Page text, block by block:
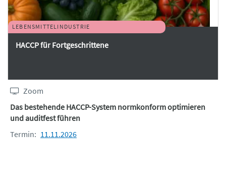
LEBENSMITTELINDUSTRIE
HACCP für Fortgeschrittene
Zoom
Das bestehende HACCP-System normkonform optimieren
und auditfest führen
Termin: 11.11.2026